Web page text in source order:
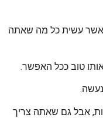
עשית כל מה שאתה
טוב ככל האפשר.
אבל גם שאתה צריך